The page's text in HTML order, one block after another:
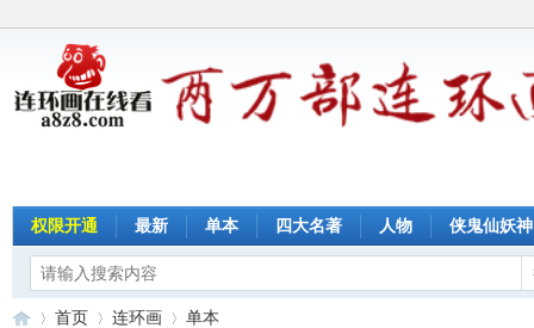
权限开通 最新 单本 四大名著 人物 侠鬼仙妖神
首页 连环画 单本